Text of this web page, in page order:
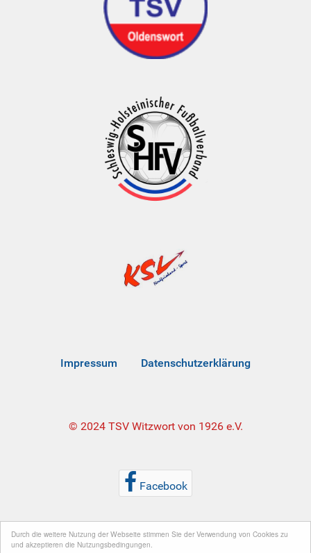
Durch die weitere Nutzung der Webseite stimmen Sie der Verwendung von Cookies zu
und akzeptieren die Nutzungsbedingungen.
Impressum Datenschutzerklärung
© 2024 TSV Witzwort von 1926 e.V.
Facebook